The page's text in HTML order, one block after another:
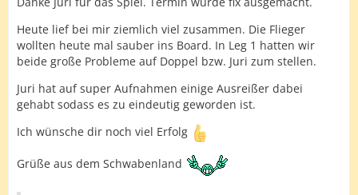
Heute lief bei mir ziemlich viel zusammen. Die Flieger
wollten heute mal sauber ins Board. In Leg 1 hatten wir
beide große Probleme auf Doppel bzw. Juri zum stellen.
Juri hat auf super Aufnahmen einige Ausreißer dabei
gehabt sodass es zu eindeutig geworden ist.
Ich wünsche dir noch viel Erfolg
Grüße aus dem Schwabenland